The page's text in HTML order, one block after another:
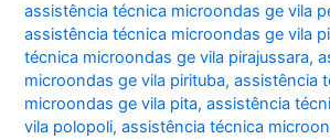
assistência técnica microondas ge vila
assistência técnica microondas ge vila
técnica microondas ge vila pirajussara,
microondas ge vila pirituba,assistência
microondas ge vila pita,assistência
vila polopoli,assistência técnica